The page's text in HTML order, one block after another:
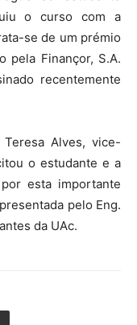
o curso com a
se de um prémio
pela Finançor, S.A.
recentemente
Alves, vice-
o estudante e a
esta importante
pelo Eng.
da UAc.